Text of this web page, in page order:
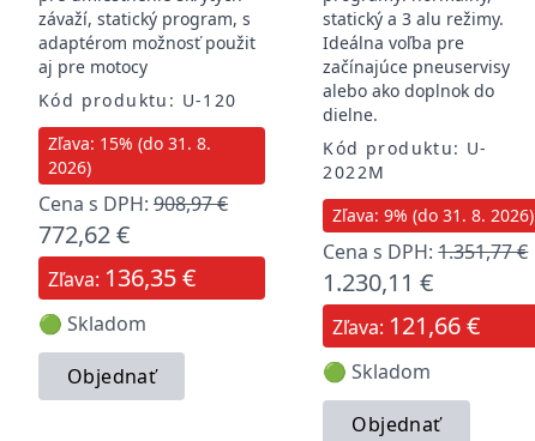
závaží, statický program, s
adaptérom možnosť použit
aj pre motocy
Kód produktu: U-120
Zľava: 15% (do 31. 8.
2026)
Cena s DPH: 908,97 €
772,62 €
Zľava: 136,35 €
🟢 Skladom
Objednať
statický a 3 alu režimy.
Ideálna voľba pre
začínajúce pneuservisy
alebo ako doplnok do
dielne.
Kód produktu: U-
2022M
Zľava: 9% (do 31. 8. 2026)
Cena s DPH:1.351,77 €
1.230,11 €
Zľava: 121,66 €
🟢 Skladom
Objednať